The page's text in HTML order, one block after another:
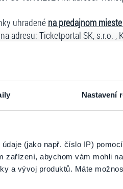
Nastavení
(jako např. číslo IP)
zařízení, abychom vám mohli
a vývoj produktů. Máte
uhradené na predajnom
adresu: Ticketportal SK, s.r.o. ,
nasledujúcim spôsobom a
registrovaného konta na
objednávky`` vybrať
ak si klient zakúpil vstupenky
registráciu, nakoľko pri
mailom, ktorý klient pri nákupe
do 18.10.2024na adresu